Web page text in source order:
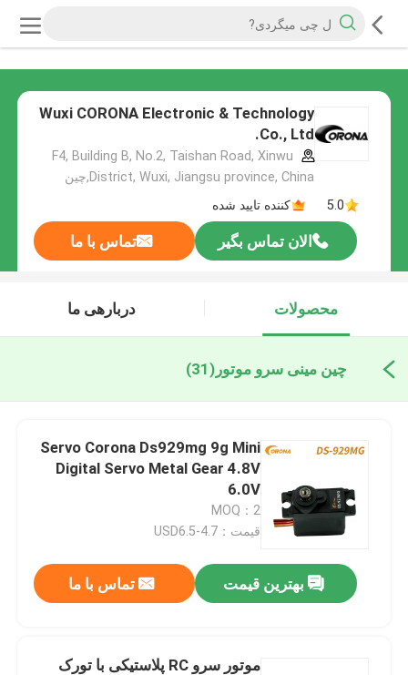
Wuxi CORONA Electronic & Technology
Co., Ltd.
F4, Building B, No.2, Taishan Road, Xinwu
District, Wuxi, Jiangsu province, China,چین
5.0
کننده تایید شده
الان تماس بگیر تماس با ما
محصولات دربارهی ما
چین مینی سرو موتور (31)
Servo Corona Ds929mg 9g Mini
Digital Servo Metal Gear 4.8V
6.0V
MOQ：2
قیمت：USD6.5-4.7
بهترین قیمت تماس با ما
موتور سرو RC پلاستیکی با تورک